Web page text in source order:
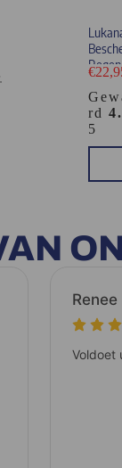
Regen
€
rd
5